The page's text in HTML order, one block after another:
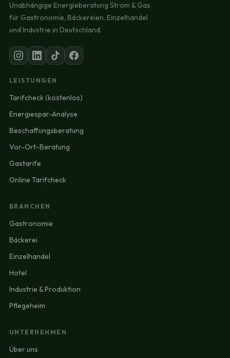
Unabhängige Energieberatung Strom & Gas
für Gastronomie, Bäckereien, Einzelhandel
und Industrie in Deutschland.
LEISTUNGEN
Tarifcheck (kostenlos)
Energiespar-Analyse
Beschaffungsberatung
Vor-Ort-Beratung
Gastarife
Online Tarifcheck
BRANCHEN
Gastronomie
Bäckerei
Einzelhandel
Hotel
Industrie & Produktion
Pflegeheim
UNTERNEHMEN
Über uns